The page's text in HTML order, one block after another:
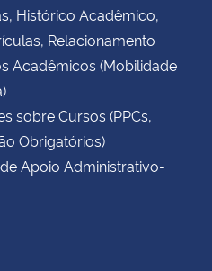
Histórico Acadêmico,
Relacionamento
Acadêmicos (Mobilidade
sobre Cursos (PPCs,
Obrigatórios)
Apoio Administrativo-